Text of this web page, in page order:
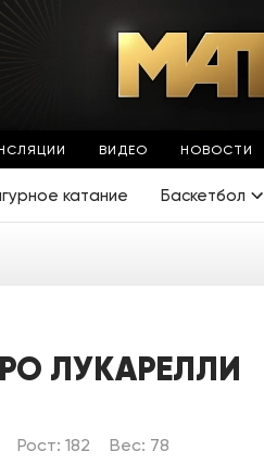
ВИДЕО НОВОСТИ
катание Баскетбол
ЛУКАРЕЛЛИ
Рост: 182 Вес: 78